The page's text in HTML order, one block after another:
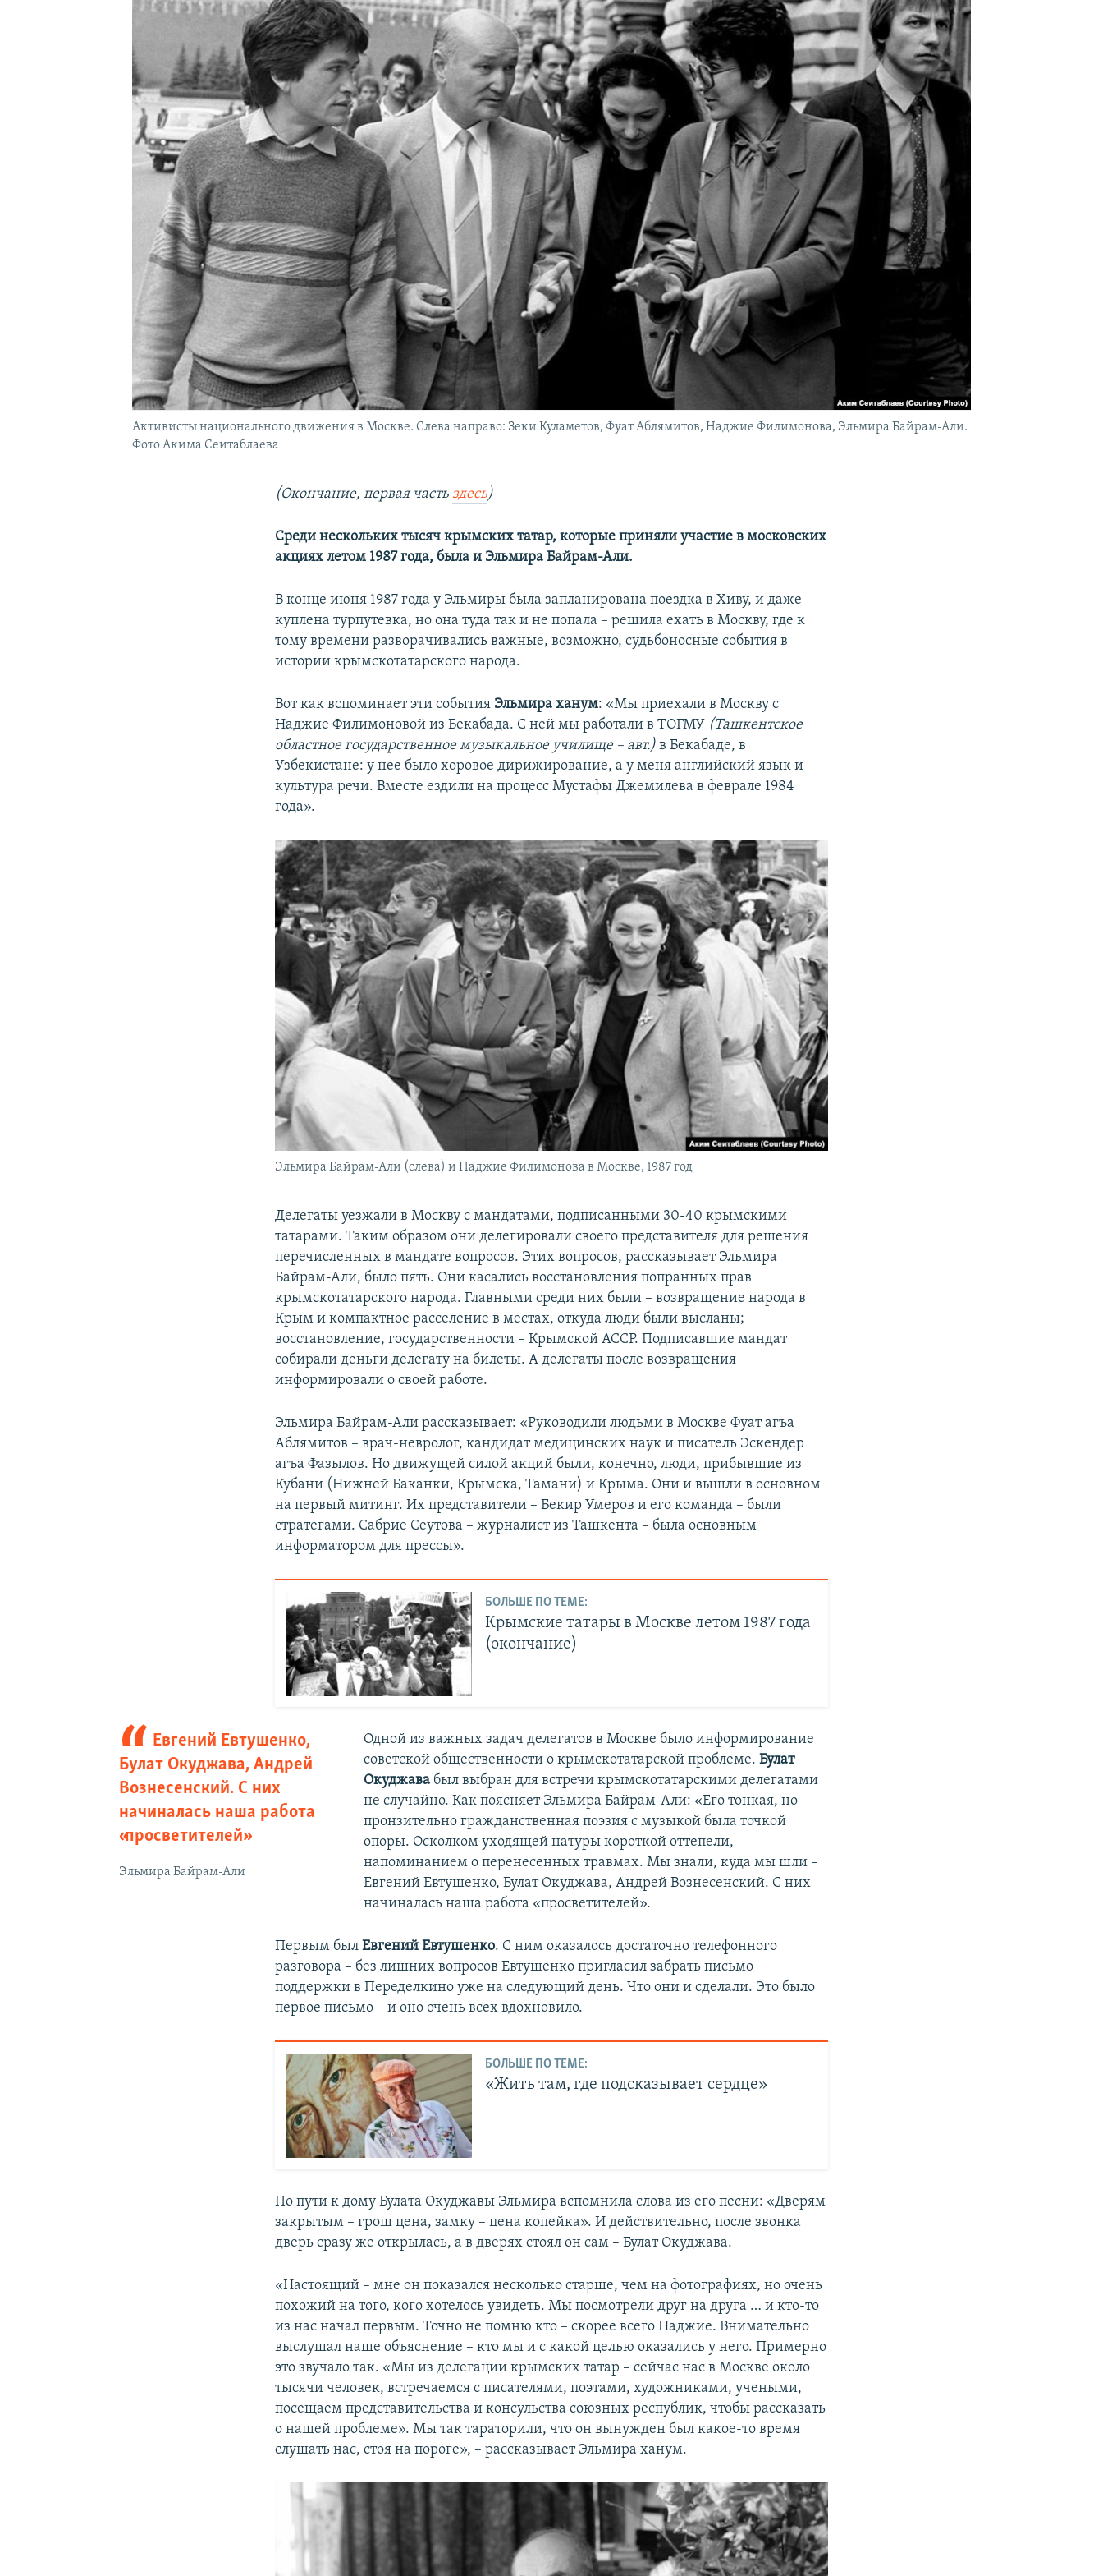
УКРАИНСКАЯ ПРОБЛЕМА КРЫМА
Активисты национального движения в Москве. Слева направо: Зеки Куламетов, Фуат Аблямитов, Наджие Филимонова, Эльмира Байрам-Али.
Фото Акима Сеитаблаева
(Окончание, первая частьздесь)
Среди нескольких тысяч крымских татар, которые приняли участие в московских
акциях летом 1987 года, была и Эльмира Байрам-Али.
В конце июня 1987 года у Эльмиры была запланирована поездка в Хиву, и даже
куплена турпутевка, но она туда так и не попала – решила ехать в Москву, где к
тому времени разворачивались важные, возможно, судьбоносные события в
истории крымскотатарского народа.
Вот как вспоминает эти события Эльмира ханум: «Мы приехали в Москву с
Наджие Филимоновой из Бекабада. С ней мы работали в ТОГМУ (Ташкентское
областное государственное музыкальное училище – авт.) в Бекабаде, в
Узбекистане: у нее было хоровое дирижирование, а у меня английский язык и
культура речи. Вместе ездили на процесс Мустафы Джемилева в феврале 1984
года».
Эльмира Байрам-Али (слева) и Наджие Филимонова в Москве, 1987 год
Делегаты уезжали в Москву с мандатами, подписанными 30-40 крымскими
татарами. Таким образом они делегировали своего представителя для решения
перечисленных в мандате вопросов. Этих вопросов, рассказывает Эльмира
Байрам-Али, было пять. Они касались восстановления попранных прав
крымскотатарского народа. Главными среди них были – возвращение народа в
Крым и компактное расселение в местах, откуда люди были высланы;
восстановление, государственности – Крымской АССР. Подписавшие мандат
собирали деньги делегату на билеты. А делегаты после возвращения
информировали о своей работе.
Эльмира Байрам-Али рассказывает: «Руководили людьми в Москве Фуат агъа
Аблямитов – врач-невролог, кандидат медицинских наук и писатель Эскендер
агъа Фазылов. Но движущей силой акций были, конечно, люди, прибывшие из
Кубани (Нижней Баканки, Крымска, Тамани) и Крыма. Они и вышли в основном
на первый митинг. Их представители – Бекир Умеров и его команда – были
стратегами. Сабрие Сеутова – журналист из Ташкента – была основным
информатором для прессы».
БОЛЬШЕ ПО ТЕМЕ:
Крымские татары в Москве летом 1987 года
(окончание)
Евгений Евтушенко,
Булат Окуджава, Андрей
Вознесенский. С них
начиналась наша работа
«просветителей»
Эльмира Байрам-Али
Одной из важных задач делегатов в Москве было информирование
советской общественности о крымскотатарской проблеме. Булат
Окуджавабыл выбран для встречи крымскотатарскими делегатами
не случайно. Как поясняет Эльмира Байрам-Али: «Его тонкая, но
пронзительно гражданственная поэзия с музыкой была точкой
опоры. Осколком уходящей натуры короткой оттепели,
напоминанием о перенесенных травмах. Мы знали, куда мы шли –
Евгений Евтушенко, Булат Окуджава, Андрей Вознесенский. С них
начиналась наша работа «просветителей».
Первым былЕвгений Евтушенко. С ним оказалось достаточно телефонного
разговора – без лишних вопросов Евтушенко пригласил забрать письмо
поддержки в Переделкино уже на следующий день. Что они и сделали. Это было
первое письмо – и оно очень всех вдохновило.
БОЛЬШЕ ПО ТЕМЕ:
«Жить там, где подсказывает сердце»
По пути к дому Булата Окуджавы Эльмира вспомнила слова из его песни: «Дверям
закрытым – грош цена, замку – цена копейка». И действительно, после звонка
дверь сразу же открылась, а в дверях стоял он сам – Булат Окуджава.
«Настоящий – мне он показался несколько старше, чем на фотографиях, но очень
похожий на того, кого хотелось увидеть. Мы посмотрели друг на друга … и кто-то
из нас начал первым. Точно не помню кто – скорее всего Наджие. Внимательно
выслушал наше объяснение – кто мы и с какой целью оказались у него. Примерно
это звучало так. «Мы из делегации крымских татар – сейчас нас в Москве около
тысячи человек, встречаемся с писателями, поэтами, художниками, учеными,
посещаем представительства и консульства союзных республик, чтобы рассказать
о нашей проблеме». Мы так тараторили, что он вынужден был какое-то время
слушать нас, стоя на пороге», – рассказывает Эльмира ханум.